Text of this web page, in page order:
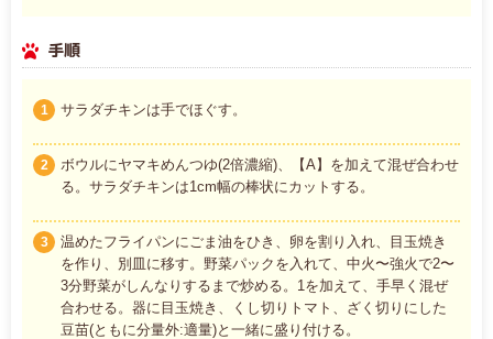
手順
1 サラダチキンは手でほぐす。
2
ボウルにヤマキめんつゆ(2倍濃縮)、【A】を加えて混ぜ合わせ
る。サラダチキンは1cm幅の棒状にカットする。
3
温めたフライパンにごま油をひき、卵を割り入れ、目玉焼き
を作り、別皿に移す。野菜パックを入れて、中火〜強火で2〜
3分野菜がしんなりするまで炒める。1を加えて、手早く混ぜ
合わせる。器に目玉焼き、くし切りトマト、ざく切りにした
豆苗(ともに分量外:適量)と一緒に盛り付ける。